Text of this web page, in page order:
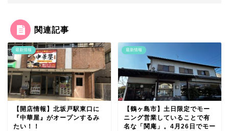
関連記事
最新情報
【開店情報】北坂戸駅東口に
『中華屋』がオープンするみ
たい！！
最新情報
【鶴ヶ島市】土日限定でモー
ニング営業していることで有
名な「関庵」。4月26日でモー